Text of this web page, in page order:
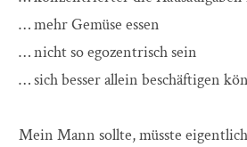
… mehr Gemüse essen
… nicht so egozentrisch sein
… sich besser allein beschäftigen
Mein Mann sollte, müsste